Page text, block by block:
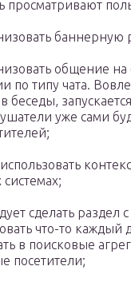
просматривают
баннерную
общение на
по типу чата.
беседы,
уже сами
сделать раздел
что-то каждый
в поисковые
посетители;